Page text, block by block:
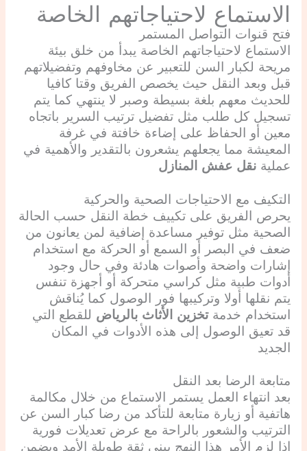
الاستماع لاحتياجاتهم الخاصة
فتح قنوات التواصل المستمر
الاستماع لاحتياجاتهم الخاصة يبدأ من خلق بيئة
مريحة لكبار السن للتعبير عن مخاوفهم وتفضيلاتهم
قبل وبعد النقل حيث يخصص الفريق وقتا كافيا
للحديث معهم بلغة بسيطة وصبر لا ينتهي كما يتم
تسجيل كل طلب مثل تفضيل ترتيب السرير باتجاه
معين أو الحفاظ على إضاءة خافتة في غرفة
المعيشة مما يجعلهم يشعرون بالتقدير والأهمية في
عملية نقل عفش المنازل
التكيف مع الاحتياجات الصحية والحركية
يحرص الفريق على تكييف خطة النقل حسب الحالة
الصحية مثل توفير مساعدة إضافية لمن يعانون من
ضعف في البصر أو السمع أو الحركة مع استخدام
إشارات واضحة وأصوات هادئة وفي حال وجود
أدوات طبية مثل كراسي متحركة أو أجهزة تنفس
يتم نقلها أولا وتركيبها فور الوصول كما يُناقش
استخدام خدمةتخزين الأثاث بالرياض للقطع التي
قد تعيق الوصول إلى هذه الأدوات في المكان
الجديد
متابعة الرضا بعد النقل
بعد انتهاء العمل يستمر الاستماع من خلال مكالمة
هاتفية أو زيارة متابعة للتأكد من رضا كبار السن عن
الترتيب والشعور بالراحة مع عرض تعديلات فورية
إذا لزم الأمر هذا النهج يبني ثقة طويلة الأمد ويضمن